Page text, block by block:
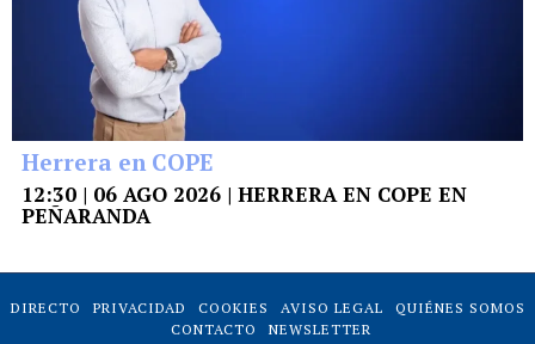
Herrera en COPE
12:30 | 06 AGO 2026 | HERRERA EN COPE EN
PEÑARANDA
DIRECTO PRIVACIDAD COOKIES AVISO LEGAL
QUIÉNES SOMOS
CONTACTO
NEWSLETTER